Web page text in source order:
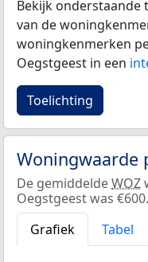
Bekijk
van de
woningkenmerken
Oegstgeest in een
Toelichting
Woningwaarde
De gemiddeldeWOZ
Oegstgeest was
Grafiek
Tabel